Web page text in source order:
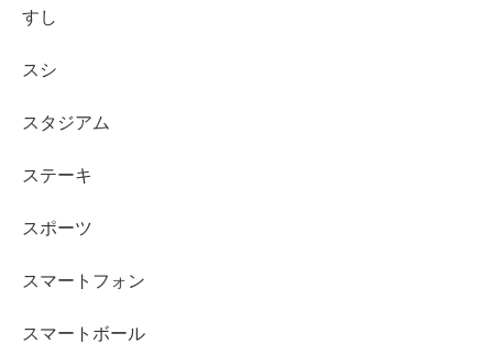
すし
スシ
スタジアム
ステーキ
スポーツ
スマートフォン
スマートボール